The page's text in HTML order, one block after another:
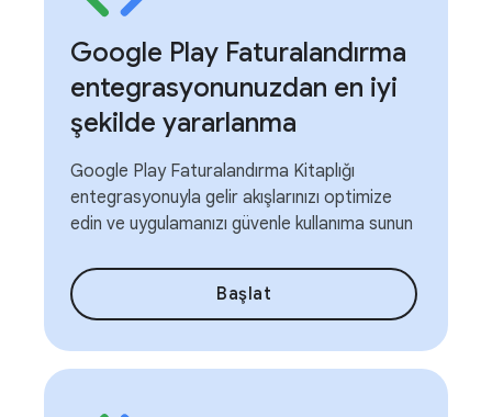
Google Play Faturalandırma
entegrasyonunuzdan en iyi
şekilde yararlanma
Google Play Faturalandırma Kitaplığı
entegrasyonuyla gelir akışlarınızı optimize
edin ve uygulamanızı güvenle kullanıma sunun
Başlat